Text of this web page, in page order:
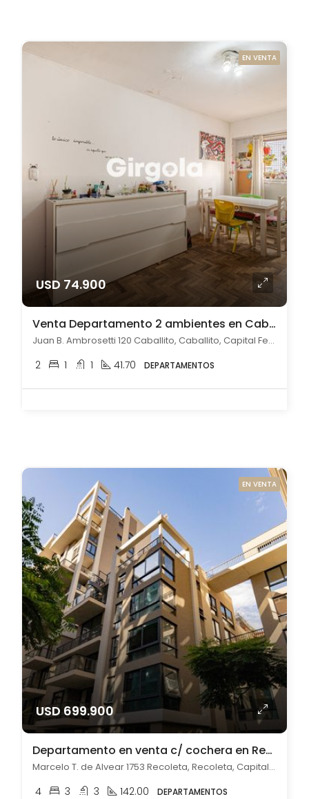
EN VENTA
USD 74.900
Venta Departamento 2 ambientes en Caballito apto credito
Juan B. Ambrosetti 120 Caballito, Caballito, Capital Federal
2 1 1 41.70 DEPARTAMENTOS
EN VENTA
USD 699.900
Departamento en venta c/ cochera en Recoleta
Marcelo T. de Alvear 1753 Recoleta, Recoleta, Capital Federal
4 3 3 142.00 DEPARTAMENTOS